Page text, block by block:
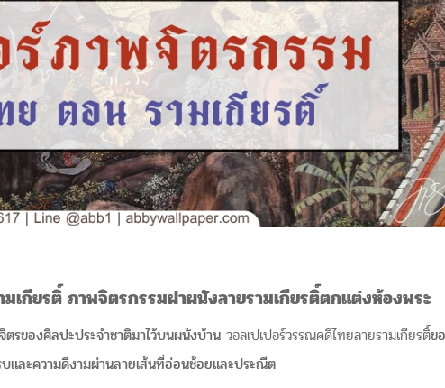
เกียรติ์ ภาพจิตรกรรมฝาผนังลายรามเกียรติ์ตกแต่งห้องพระ
รของศิลปะประจำชาติมาไว้บนผนังบ้าน วอลเปเปอร์วรรณคดีไทยลายรามเกียรติ์ข
และความดีงามผ่านลายเส้นที่อ่อนช้อยและประณีต